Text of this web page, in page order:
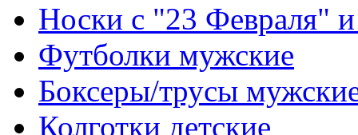
Носки с "23 Февраля"
Футболки мужские
Боксеры/трусы
Колготки детские